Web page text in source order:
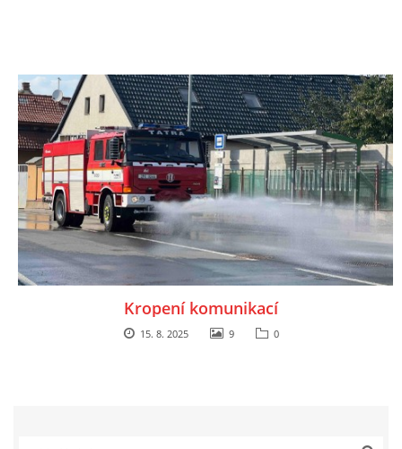
Kropení komunikací
15. 8. 2025 9 0